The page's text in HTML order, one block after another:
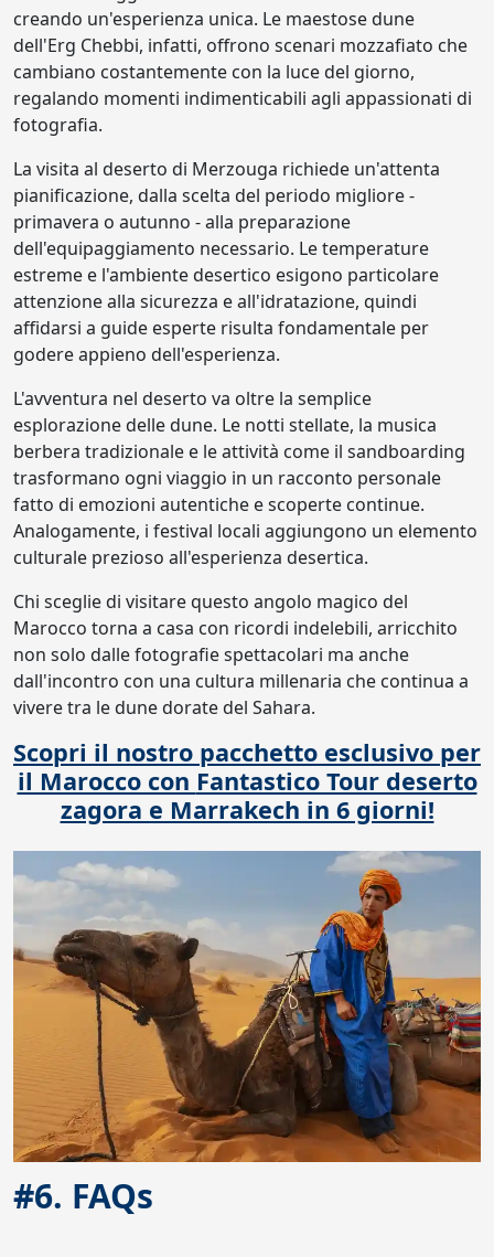
creando un'esperienza unica. Le maestose dune
dell'Erg Chebbi, infatti, offrono scenari mozzafiato che
cambiano costantemente con la luce del giorno,
regalando momenti indimenticabili agli appassionati di
fotografia.
La visita al deserto di Merzouga richiede un'attenta
pianificazione, dalla scelta del periodo migliore -
primavera o autunno - alla preparazione
dell'equipaggiamento necessario. Le temperature
estreme e l'ambiente desertico esigono particolare
attenzione alla sicurezza e all'idratazione, quindi
affidarsi a guide esperte risulta fondamentale per
godere appieno dell'esperienza.
L'avventura nel deserto va oltre la semplice
esplorazione delle dune. Le notti stellate, la musica
berbera tradizionale e le attività come il sandboarding
trasformano ogni viaggio in un racconto personale
fatto di emozioni autentiche e scoperte continue.
Analogamente, i festival locali aggiungono un elemento
culturale prezioso all'esperienza desertica.
Chi sceglie di visitare questo angolo magico del
Marocco torna a casa con ricordi indelebili, arricchito
non solo dalle fotografie spettacolari ma anche
dall'incontro con una cultura millenaria che continua a
vivere tra le dune dorate del Sahara.
Scopri il nostro pacchetto esclusivo per
il Marocco con Fantastico Tour deserto
zagora e Marrakech in 6 giorni!
#6. FAQs